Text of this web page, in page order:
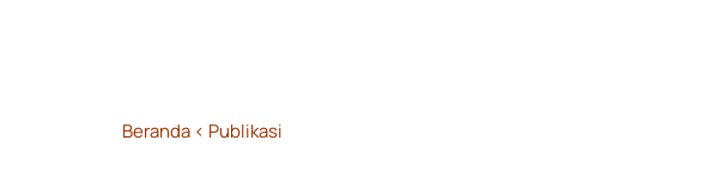
Beranda < Publikasi